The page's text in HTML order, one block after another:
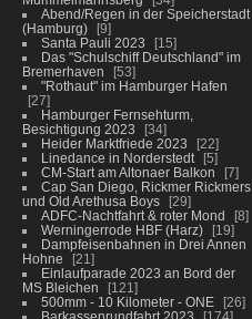
Abend/Regen in der Speicherstadt
(Hamburg)
9
Santa Pauli 2023
15
Das "Schulschiff Deutschland" im
Bremerhaven
53
"Rothaut" im Hamburger Hafen
27
Hamburger Fernsehturm,
Besichtigung 2023
34
Heider Marktfriede 2023
22
Linedance in Norderstedt
5
CM-Start am Altonaer Balkon
7
Cap San Diego, Rickmer Rickmers
und Old Arethusa Boys
29
ADFC-Nachtfahrt & roter Mond
8
Werningerrode HBF (Harz)
19
Dampfeisenbahnen in Drei Annen
Hohne
21
Einlaufparade 2023 an Bord der
MS Bleichen
121
500mm - 10 Kilometer - ONE
26
Barkassenrundfahrt 2023
174